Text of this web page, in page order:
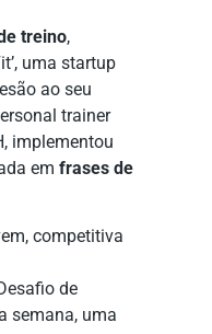
treino,
uma startup
ao seu
trainer
implementou
em frases de
competitiva
de
semana, uma